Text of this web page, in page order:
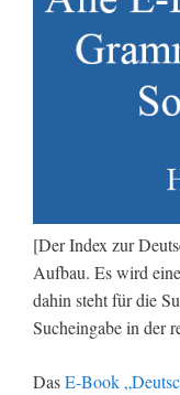
[Der Index zur
Aufbau. Es wird
dahin steht für die
Sucheingabe in der
DasE-Book